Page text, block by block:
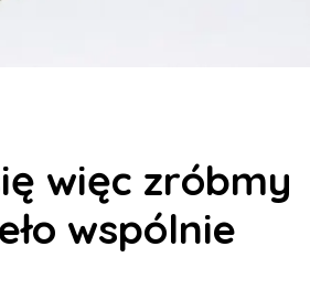
więc zróbmy
wspólnie